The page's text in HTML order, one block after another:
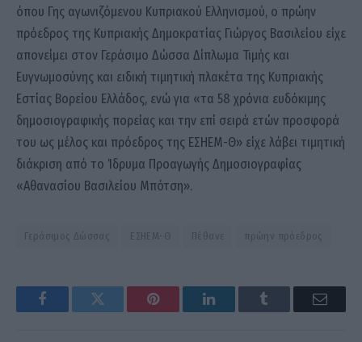
όπου Γης αγωνιζόμενου Κυπριακού Ελληνισμού, ο πρώην
πρόεδρος της Κυπριακής Δημοκρατίας Γιώργος Βασιλείου είχε
απονείμει στον Γεράσιμο Δώσσα Δίπλωμα Τιμής και
Ευγνωμοσύνης και ειδική τιμητική πλακέτα της Κυπριακής
Εστίας Βορείου Ελλάδος, ενώ για «τα 58 χρόνια ευδόκιμης
δημοσιογραφικής πορείας και την επί σειρά ετών προσφορά
του ως μέλος και πρόεδρος της ΕΣΗΕΜ-Θ» είχε λάβει τιμητική
διάκριση από το Ίδρυμα Προαγωγής Δημοσιογραφίας
«Αθανασίου Βασιλείου Μπότση».
Γεράσιμος Δώσσας ΕΣΗΕΜ-Θ Πέθανε πρώην πρόεδρος
FacebookTwitter Pinterest LinkedInTumblr Email